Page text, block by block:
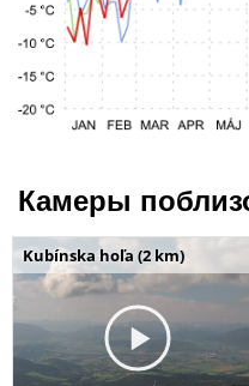
Камеры
Kubínska hoľa (2 km)